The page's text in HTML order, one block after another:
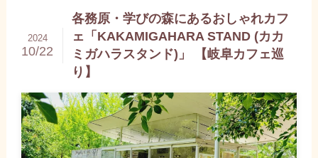
各務原・学びの森にあるおしゃれカフ
ェ「KAKAMIGAHARA STAND (カカ
ミガハラスタンド)」 【岐阜カフェ巡
り】
2024
10/22